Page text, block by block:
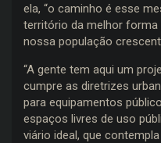
ela, “o caminho é esse
território da melhor
nossa população
“A gente tem aqui um
cumpre as diretrizes
para equipamentos
espaços livres de uso
viário ideal, que